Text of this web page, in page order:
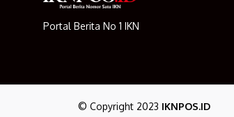
Portal Berita No 1 IKN
© Copyright 2023 IKNPOS.ID